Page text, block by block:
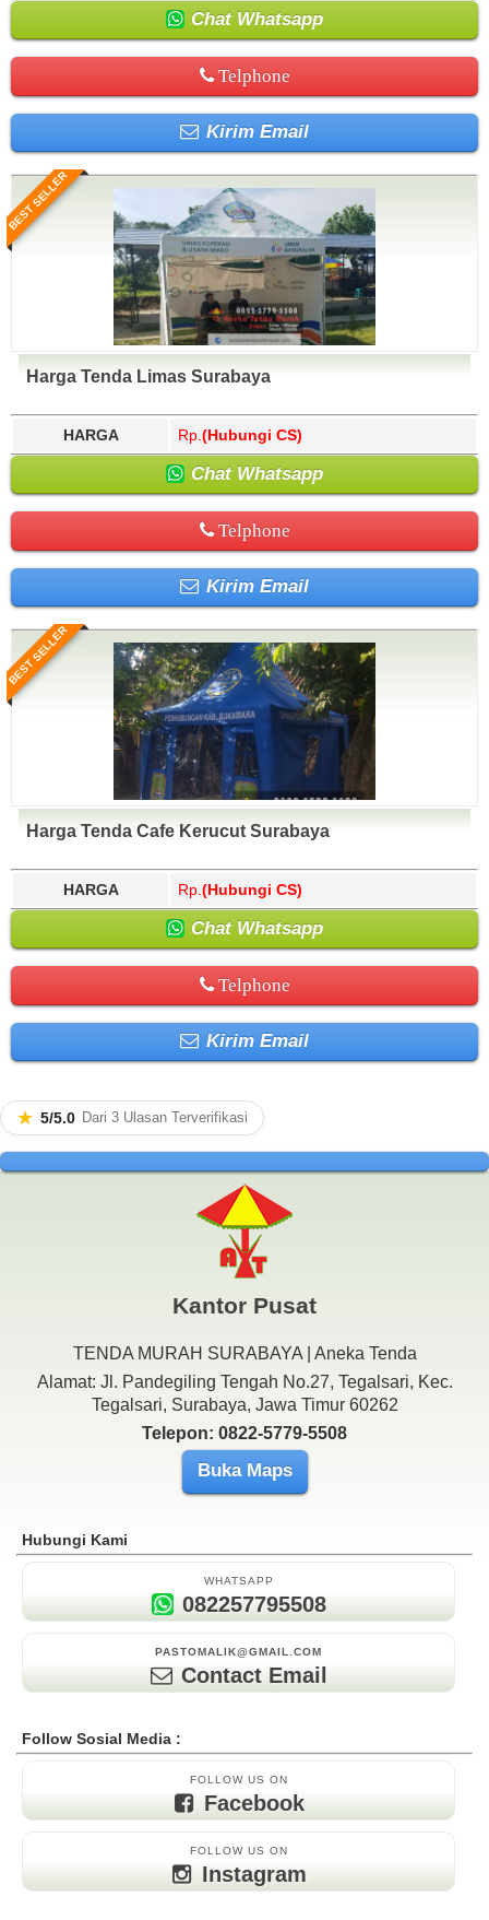
Chat Whatsapp
Telphone
Kirim Email
BEST SELLER
Harga Tenda Limas Surabaya
HARGA Rp. (Hubungi CS)
Chat Whatsapp
Telphone
Kirim Email
BEST SELLER
Harga Tenda Cafe Kerucut Surabaya
HARGA Rp. (Hubungi CS)
Chat Whatsapp
Telphone
Kirim Email
★ 5/5.0 Dari 3 Ulasan Terverifikasi
Kantor Pusat
TENDA MURAH SURABAYA | Aneka Tenda
Alamat: Jl. Pandegiling Tengah No.27, Tegalsari, Kec.
Tegalsari, Surabaya, Jawa Timur 60262
Telepon: 0822-5779-5508
Buka Maps
Hubungi Kami
WHATSAPP
082257795508
PASTOMALIK@GMAIL.COM
Contact Email
Follow Sosial Media :
FOLLOW US ON
Facebook
FOLLOW US ON
Instagram